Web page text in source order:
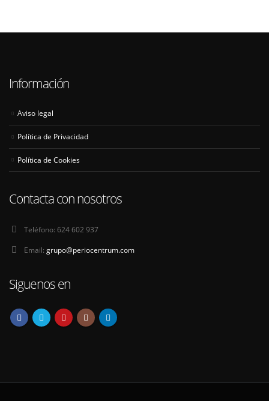
Información
Aviso legal
Política de Privacidad
Política de Cookies
Contacta con nosotros
Teléfono: 624 602 937
Email: grupo@periocentrum.com
Siguenos en